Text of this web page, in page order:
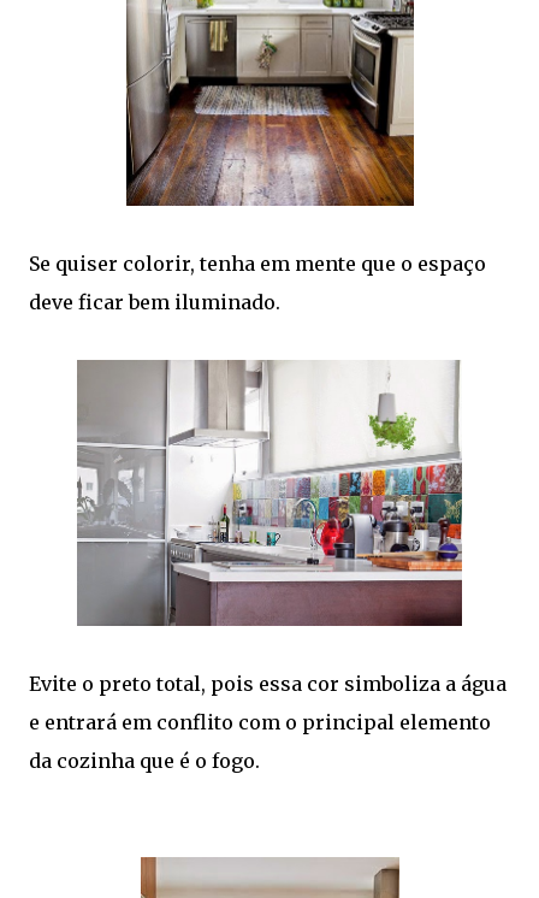
Se quiser colorir, tenha em mente que o espaço
deve ficar bem iluminado.
Evite o preto total, pois essa cor simboliza a água
e entrará em conflito com o principal elemento
da cozinha que é o fogo.